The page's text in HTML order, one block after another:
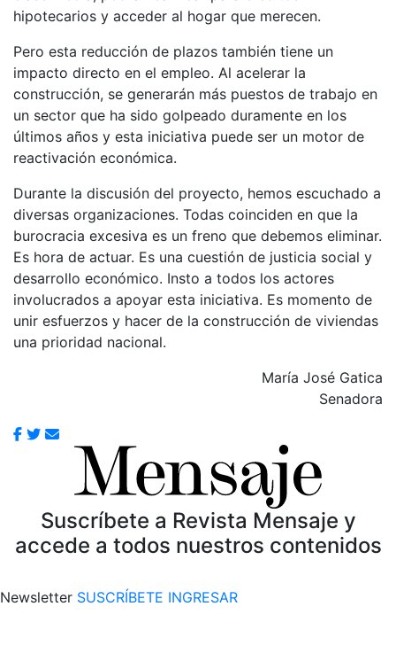
hipotecarios y acceder al hogar que merecen.
Pero esta reducción de plazos también tiene un
impacto directo en el empleo. Al acelerar la
construcción, se generarán más puestos de trabajo en
un sector que ha sido golpeado duramente en los
últimos años y esta iniciativa puede ser un motor de
reactivación económica.
Durante la discusión del proyecto, hemos escuchado a
diversas organizaciones. Todas coinciden en que la
burocracia excesiva es un freno que debemos eliminar.
Es hora de actuar. Es una cuestión de justicia social y
desarrollo económico. Insto a todos los actores
involucrados a apoyar esta iniciativa. Es momento de
unir esfuerzos y hacer de la construcción de viviendas
una prioridad nacional.
María José Gatica
Senadora
Suscríbete a Revista Mensaje y
accede a todos nuestros contenidos
Newsletter SUSCRÍBETE INGRESAR